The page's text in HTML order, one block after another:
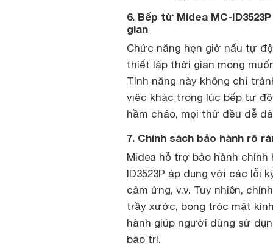
6. Bếp từ Midea MC-
gian
Chức năng hẹn giờ nấu tự
thiết lập thời gian mong
Tính năng này không chỉ
việc khác trong lúc bếp tự
hầm cháo, mọi thứ đều dễ
7. Chính sách bảo hành rõ
Midea hỗ trợ bảo hành
ID3523P áp dụng với các lỗi
cảm ứng, v.v. Tuy nhiên,
trầy xước, bong tróc mặt
hành giúp người dùng sử
bảo trì.